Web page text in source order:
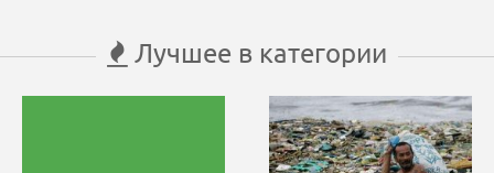
Лучшее в категории